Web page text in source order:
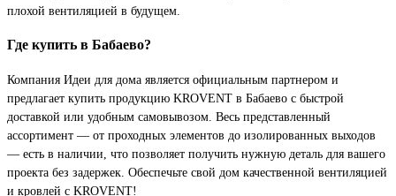
плохой вентиляцией в будущем.
Где купить в Бабаево?
Компания Идеи для дома является официальным партнером и
предлагает купить продукцию KROVENT в Бабаево с быстрой
доставкой или удобным самовывозом. Весь представленный
ассортимент — от проходных элементов до изолированных выходов
— есть в наличии, что позволяет получить нужную деталь для вашего
проекта без задержек. Обеспечьте свой дом качественной вентиляцией
и кровлей с KROVENT!